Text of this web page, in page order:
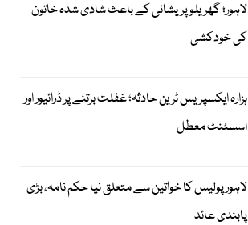
لاہور؛ گھریلو پریشانی کے باعث شادی شدہ خاتون
کی خودکشی
ہزارہ ایکسپریس ٹرین حادثہ؛ غفلت برتنے پر ڈرائیور اور
اسسٹنٹ معطل
لاہور پولیس کا خواتین سے متعلق نیا حکم نامہ، بڑی
پابندی عائد